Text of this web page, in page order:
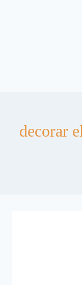
decorar